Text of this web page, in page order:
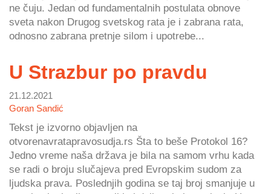
ne čuju. Jedan od fundamentalnih postulata obnove
sveta nakon Drugog svetskog rata je i zabrana rata,
odnosno zabrana pretnje silom i upotrebe...
U Strazbur po pravdu
21.12.2021
Goran Sandić
Tekst je izvorno objavljen na
otvorenavratapravosudja.rs Šta to beše Protokol 16?
Jedno vreme naša država je bila na samom vrhu kada
se radi o broju slučajeva pred Evropskim sudom za
ljudska prava. Poslednjih godina se taj broj smanjuje u